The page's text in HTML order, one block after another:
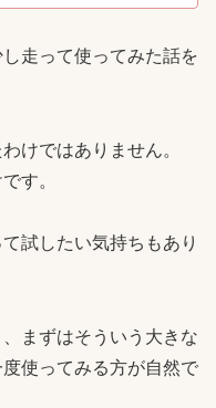
走って使ってみた話を
けではありません。
す。
試したい気持ちもあり
まずはそういう大きな
使ってみる方が自然で